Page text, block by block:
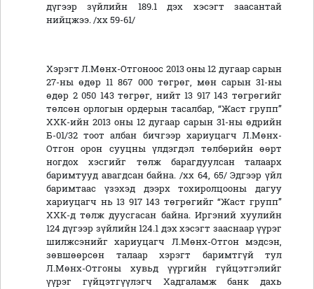
дүгээр зүйлийн 189.1 дэх хэсэгт заасантай
нийцжээ. /хх 59-61/
Хэрэгт Л.Мөнх-Отгоноос 2013 оны 12 дугаар сарын
27-ны өдөр 11 867 000 төгрөг, мөн сарын 31-ны
өдөр 2 050 143 төгрөг, нийт 13 917 143 төгрөгийг
төлсөн орлогын ордерын тасалбар, “Жаст групп”
ХХК-ийн 2013 оны 12 дугаар сарын 31-ны өдрийн
Б-01/32 тоот албан бичгээр хариуцагч Л.Мөнх-
Отгон орон сууцны үлдэгдэл төлбөрийн өөрт
ногдох хэсгийг төлж барагдуулсан талаарх
баримтууд авагдсан байна. /хх 64, 65/ Эдгээр үйл
баримтаас үзэхэд дээрх тохиролцооны дагуу
хариуцагч нь 13 917 143 төгрөгийг “Жаст групп”
ХХК-д төлж дуусгасан байна. Иргэний хуулийн
124 дүгээр зүйлийн 124.1 дэх хэсэгт зааснаар үүрэг
шилжсэнийг хариуцагч Л.Мөнх-Отгон мэдсэн,
зөвшөөрсөн талаар хэрэгт баримтгүй тул
Л.Мөнх-Отгоны хувьд үүргийн гүйцэтгэлийг
үүрэг гүйцэтгүүлэгч Хадгаламж банк дахь